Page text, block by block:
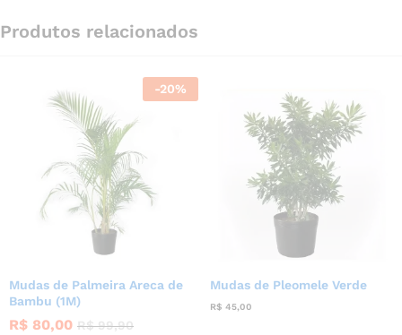
Produtos relacionados
-20%
Mudas de Palmeira Areca de
Bambu (1M)
R$ 80,00 R$99,90
Mudas de Pleomele Verde
R$ 45,00